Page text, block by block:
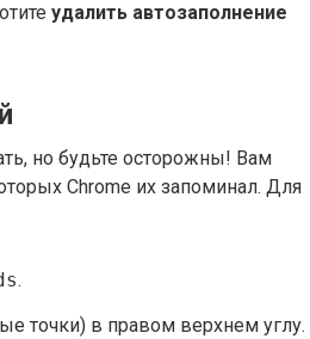
удалить автозаполнение
но будьте осторожны! Вам
Chrome их запоминал. Для
.
точки) в правом верхнем углу.